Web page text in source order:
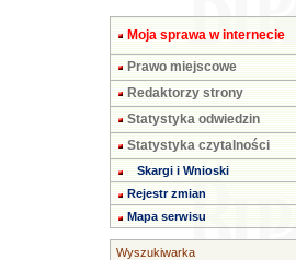
Moja sprawa w internecie
Prawo miejscowe
Redaktorzy strony
Statystyka odwiedzin
Statystyka czytalności
Skargi i Wnioski
Rejestr zmian
Mapa serwisu
Wyszukiwarka